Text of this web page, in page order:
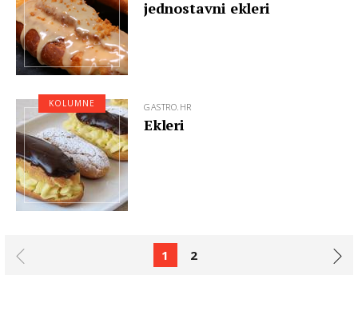
jednostavni ekleri
GASTRO.HR
Ekleri
KOLUMNE
1 2